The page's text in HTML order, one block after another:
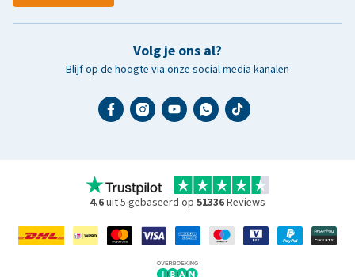
Volg je ons al?
Blijf op de hoogte via onze social media kanalen
4.6uit 5 gebaseerd op 51336Reviews